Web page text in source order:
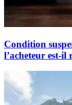
Condition
l’acheteur est-il